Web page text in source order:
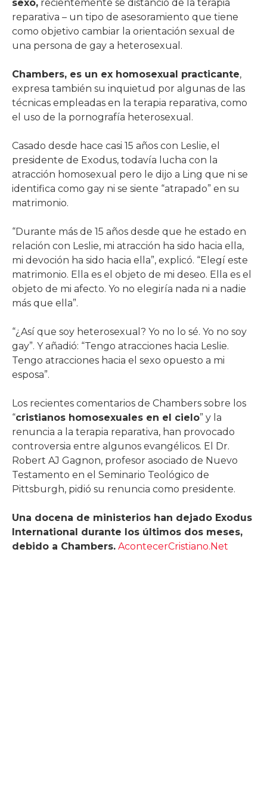
sexo, recientemente se distanció de la terapia
reparativa – un tipo de asesoramiento que tiene
como objetivo cambiar la orientación sexual de
una persona de gay a heterosexual.
Chambers, es un ex homosexual practicante,
expresa también su inquietud por algunas de las
técnicas empleadas en la terapia reparativa, como
el uso de la pornografía heterosexual.
Casado desde hace casi 15 años con Leslie, el
presidente de Exodus, todavía lucha con la
atracción homosexual pero le dijo a Ling que ni se
identifica como gay ni se siente “atrapado” en su
matrimonio.
“Durante más de 15 años desde que he estado en
relación con Leslie, mi atracción ha sido hacia ella,
mi devoción ha sido hacia ella”, explicó. “Elegí este
matrimonio. Ella es el objeto de mi deseo. Ella es el
objeto de mi afecto. Yo no elegiría nada ni a nadie
más que ella”.
“¿Así que soy heterosexual? Yo no lo sé. Yo no soy
gay”. Y añadió: “Tengo atracciones hacia Leslie.
Tengo atracciones hacia el sexo opuesto a mi
esposa”.
Los recientes comentarios de Chambers sobre los
“cristianos homosexuales en el cielo” y la
renuncia a la terapia reparativa, han provocado
controversia entre algunos evangélicos. El Dr.
Robert AJ Gagnon, profesor asociado de Nuevo
Testamento en el Seminario Teológico de
Pittsburgh, pidió su renuncia como presidente.
Una docena de ministerios han dejado Exodus
International durante los últimos dos meses,
debido a Chambers. AcontecerCristiano.Net